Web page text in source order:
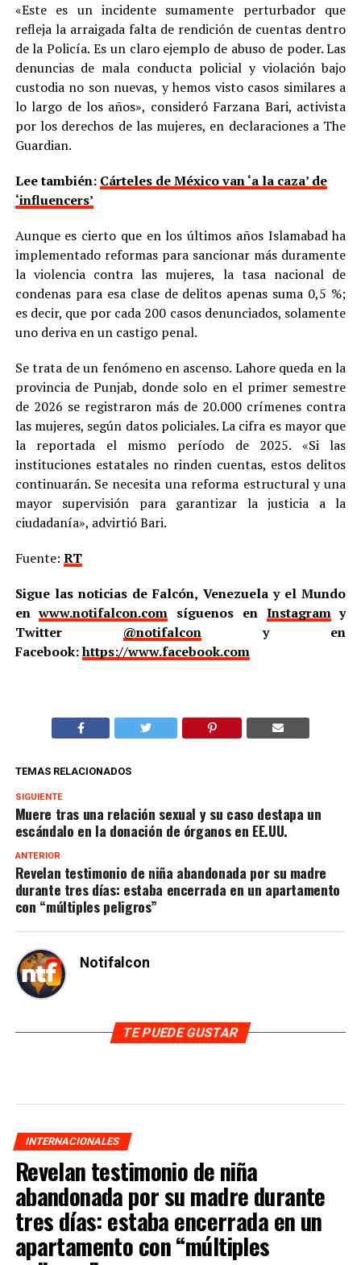
«Este es un incidente sumamente perturbador que
refleja la arraigada falta de rendición de cuentas dentro
de la Policía. Es un claro ejemplo de abuso de poder. Las
denuncias de mala conducta policial y violación bajo
custodia no son nuevas, y hemos visto casos similares a
lo largo de los años», consideró Farzana Bari, activista
por los derechos de las mujeres, en declaraciones a The
Guardian.
Lee también: Cárteles de México van ‘a la caza’ de
‘influencers’
Aunque es cierto que en los últimos años Islamabad ha
implementado reformas para sancionar más duramente
la violencia contra las mujeres, la tasa nacional de
condenas para esa clase de delitos apenas suma 0,5 %;
es decir, que por cada 200 casos denunciados, solamente
uno deriva en un castigo penal.
Se trata de un fenómeno en ascenso. Lahore queda en la
provincia de Punjab, donde solo en el primer semestre
de 2026 se registraron más de 20.000 crímenes contra
las mujeres, según datos policiales. La cifra es mayor que
la reportada el mismo período de 2025. «Si las
instituciones estatales no rinden cuentas, estos delitos
continuarán. Se necesita una reforma estructural y una
mayor supervisión para garantizar la justicia a la
ciudadanía», advirtió Bari.
Fuente: RT
Sigue las noticias de Falcón, Venezuela y el Mundo
enwww.notifalcon.com síguenos en Instagramy
Twitter @notifalcony en
Facebook:https://www.facebook.com
TEMAS RELACIONADOS
SIGUIENTE
Muere tras una relación sexual y su caso destapa un
escándalo en la donación de órganos en EE.UU.
ANTERIOR
Revelan testimonio de niña abandonada por su madre
durante tres días: estaba encerrada en un apartamento
con “múltiples peligros”
Notifalcon
TE PUEDE GUSTAR
INTERNACIONALES
Revelan testimonio de niña
abandonada por su madre durante
tres días: estaba encerrada en un
apartamento con “múltiples